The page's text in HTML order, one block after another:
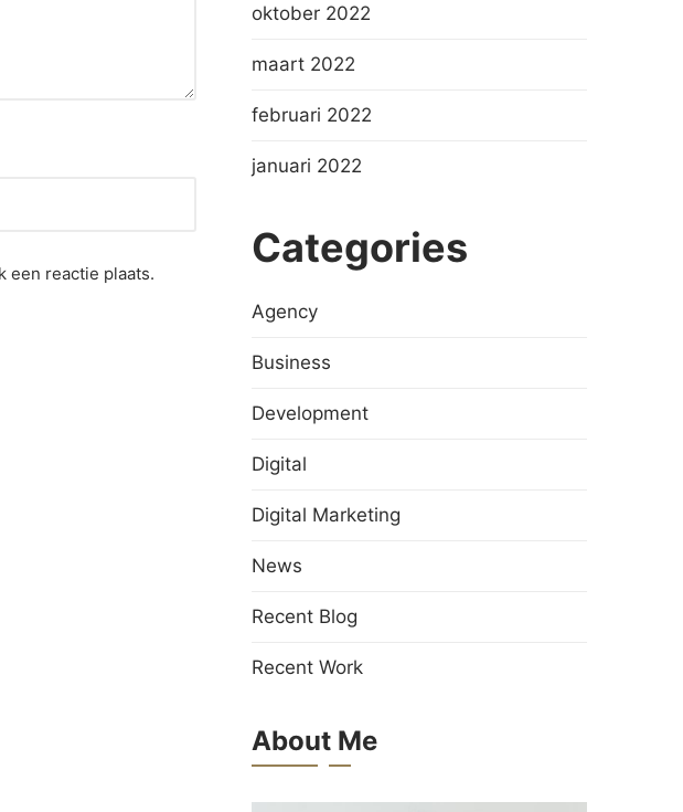
een reactie plaats.
oktober 2022
maart 2022
februari 2022
januari 2022
Categories
Agency
Business
Development
Digital
Digital Marketing
News
Recent Blog
Recent Work
About Me